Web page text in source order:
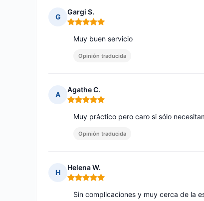
G
Gargi S.
Nota: 5 de 5
Muy buen servicio
Opinión traducida
A
Agathe C.
Nota: 5 de 5
Muy práctico pero caro si sólo
Opinión traducida
H
Helena W.
Nota: 5 de 5
Sin complicaciones y muy cerca de la